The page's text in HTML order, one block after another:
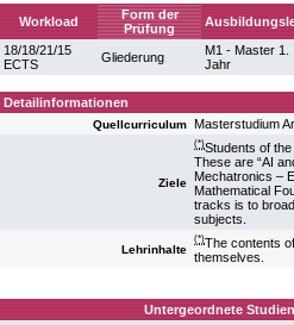
Workload
Form der
Prüfung
18/18/21/15
ECTS
Gliederung
M1 - Master 1.
Jahr
Detailinformationen
Quellcurriculum Masterstudium
Ziele
(*)Students of
These are “AI
Mechatronics –
Mathematical
tracks is to
subjects.
Lehrinhalte
(*)The contents
themselves.
Untergeordnete